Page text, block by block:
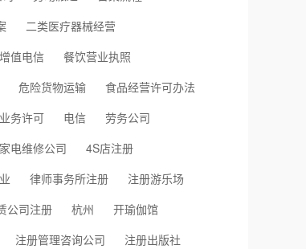
二类医疗器械经营
值电信
餐饮营业执照
危险货物运输
食品经营许可办法
务许可 电信
劳务公司
家电维修公司
4S店注册
律师事务所注册
注册游乐场
公司注册 杭州
开瑜伽馆
注册管理咨询公司
注册出版社